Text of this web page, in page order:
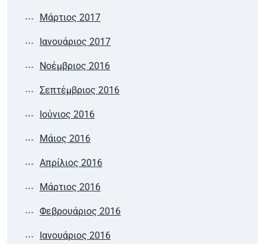
Μάρτιος 2017
Ιανουάριος 2017
Νοέμβριος 2016
Σεπτέμβριος 2016
Ιούνιος 2016
Μάιος 2016
Απρίλιος 2016
Μάρτιος 2016
Φεβρουάριος 2016
Ιανουάριος 2016